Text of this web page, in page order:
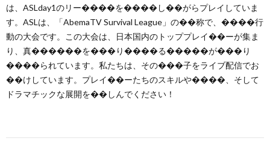
は、ASLday1のリー����を����し��がらプレイしていま
す。ASLは、「AbemaTV Survival League」の��称で、����行
動の大会です。この大会は、日本国内のトッププレイ��ーが集ま
り、真������を���り����る�����が���り
����られています。私たちは、その���子をライブ配信でお
��けしています。プレイ��ーたちのスキルや����、そして
ドラマチックな展開を��しんでください！